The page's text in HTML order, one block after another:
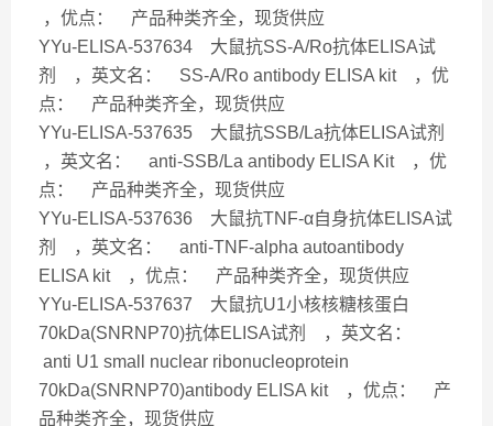
，优点： 产品种类齐全，现货供应
YYu-ELISA-537634 大鼠抗SS-A/Ro抗体ELISA试
剂 ，英文名： SS-A/Ro antibody ELISA kit ，优
点： 产品种类齐全，现货供应
YYu-ELISA-537635 大鼠抗SSB/La抗体ELISA试剂
，英文名： anti-SSB/La antibody ELISA Kit ，优
点： 产品种类齐全，现货供应
YYu-ELISA-537636 大鼠抗TNF-α自身抗体ELISA试
剂 ，英文名： anti-TNF-alpha autoantibody
ELISA kit ，优点： 产品种类齐全，现货供应
YYu-ELISA-537637 大鼠抗U1小核核糖核蛋白
70kDa(SNRNP70)抗体ELISA试剂 ，英文名：
anti U1 small nuclear ribonucleoprotein
70kDa(SNRNP70)antibody ELISA kit ， 优点： 产
品种类齐全，现货供应